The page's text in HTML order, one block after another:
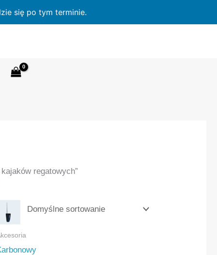
się po tym terminie.
regatowych”